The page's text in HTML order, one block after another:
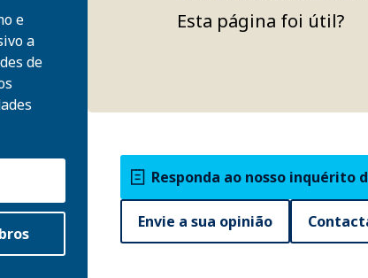
e
a
de
Esta página foi útil?
Responda ao nosso inquérito
Envie a sua opinião